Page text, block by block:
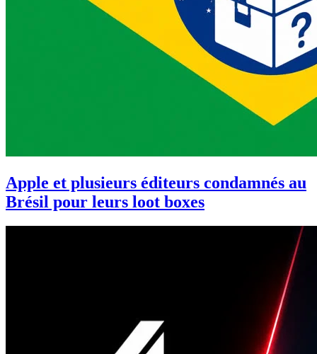
Apple et plusieurs éditeurs condamnés au
Brésil pour leurs loot boxes